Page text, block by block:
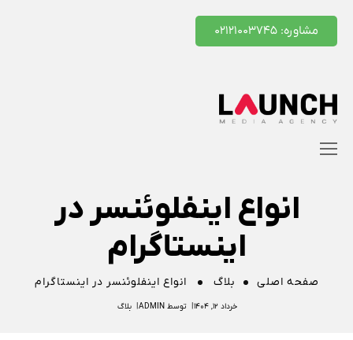
مشاوره: ۰۲۱۲۱۰۰۳۷۴۵
انواع اینفلوئنسر در
اینستاگرام
صفحه اصلی بلاگ انواع اینفلوئنسر در اینستاگرام
خرداد ۱۲, ۱۴۰۴ توسطADMIN بلاگ